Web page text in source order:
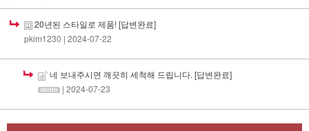
20년된 스타일로 제품![답변완료]
pkim1230 | 2024-07-22
네 보내주시면 깨끗히 세척해 드립니다. [답변완료]
| 2024-07-23